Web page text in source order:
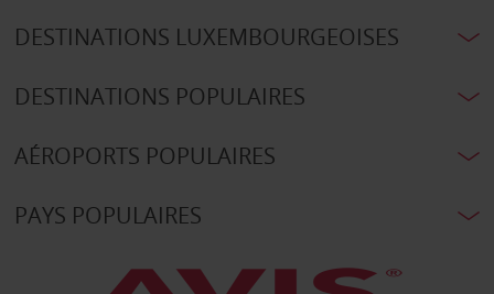
DESTINATIONS LUXEMBOURGEOISES
DESTINATIONS POPULAIRES
AÉROPORTS POPULAIRES
PAYS POPULAIRES